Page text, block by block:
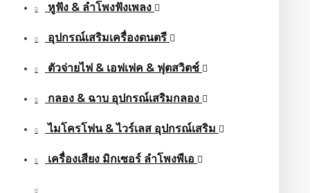
หูฟัง & ลําโพงฟังเพลง
อุปกรณ์เสริมเครื่องดนตรี
ตัวจ่ายไฟ & เอฟเฟค & ฟุตสวิตช์
กลอง & ฉาบ อุปกรณ์เสริมกลอง
ไมโครโฟน & ไวร์เลส อุปกรณ์เสริม
เครื่องเสียง มิกเซอร์ ลำโพงพีเอ